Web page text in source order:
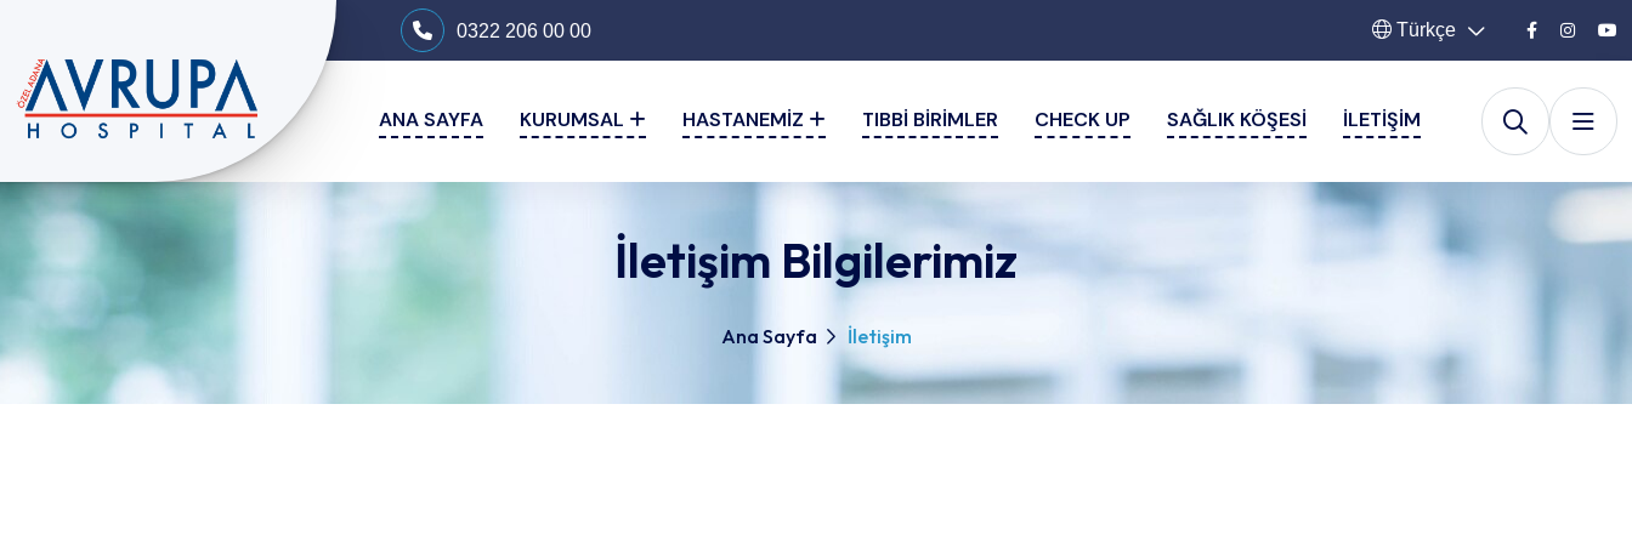
0322 206 00 00 Türkçe
ANA SAYFA KURUMSAL HASTANEMIZ TIBBI BIRIMLER CHECK UP SAĞLIK KÖŞESI İLETIŞIM
İletişim Bilgilerimiz
Ana Sayfa İletişim